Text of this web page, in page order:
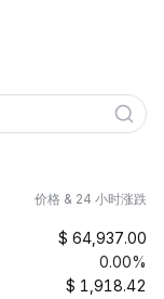
价格 & 24 小时涨跌
$ 64,937.00
0.00%
$ 1,918.42